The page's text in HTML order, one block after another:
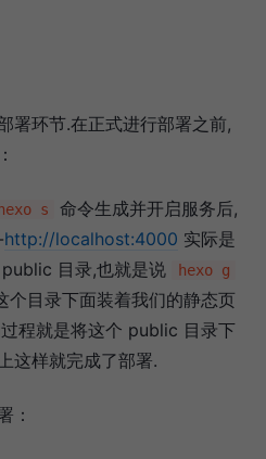
署环节.在正式进行部署之前,
hexo s
命令生成并开启服务后,
http://localhost:4000 实际是
目录,也就是说
hexo g
目录下面装着我们的静态页
程就是将这个 public 目录下
这样就完成了部署.
：